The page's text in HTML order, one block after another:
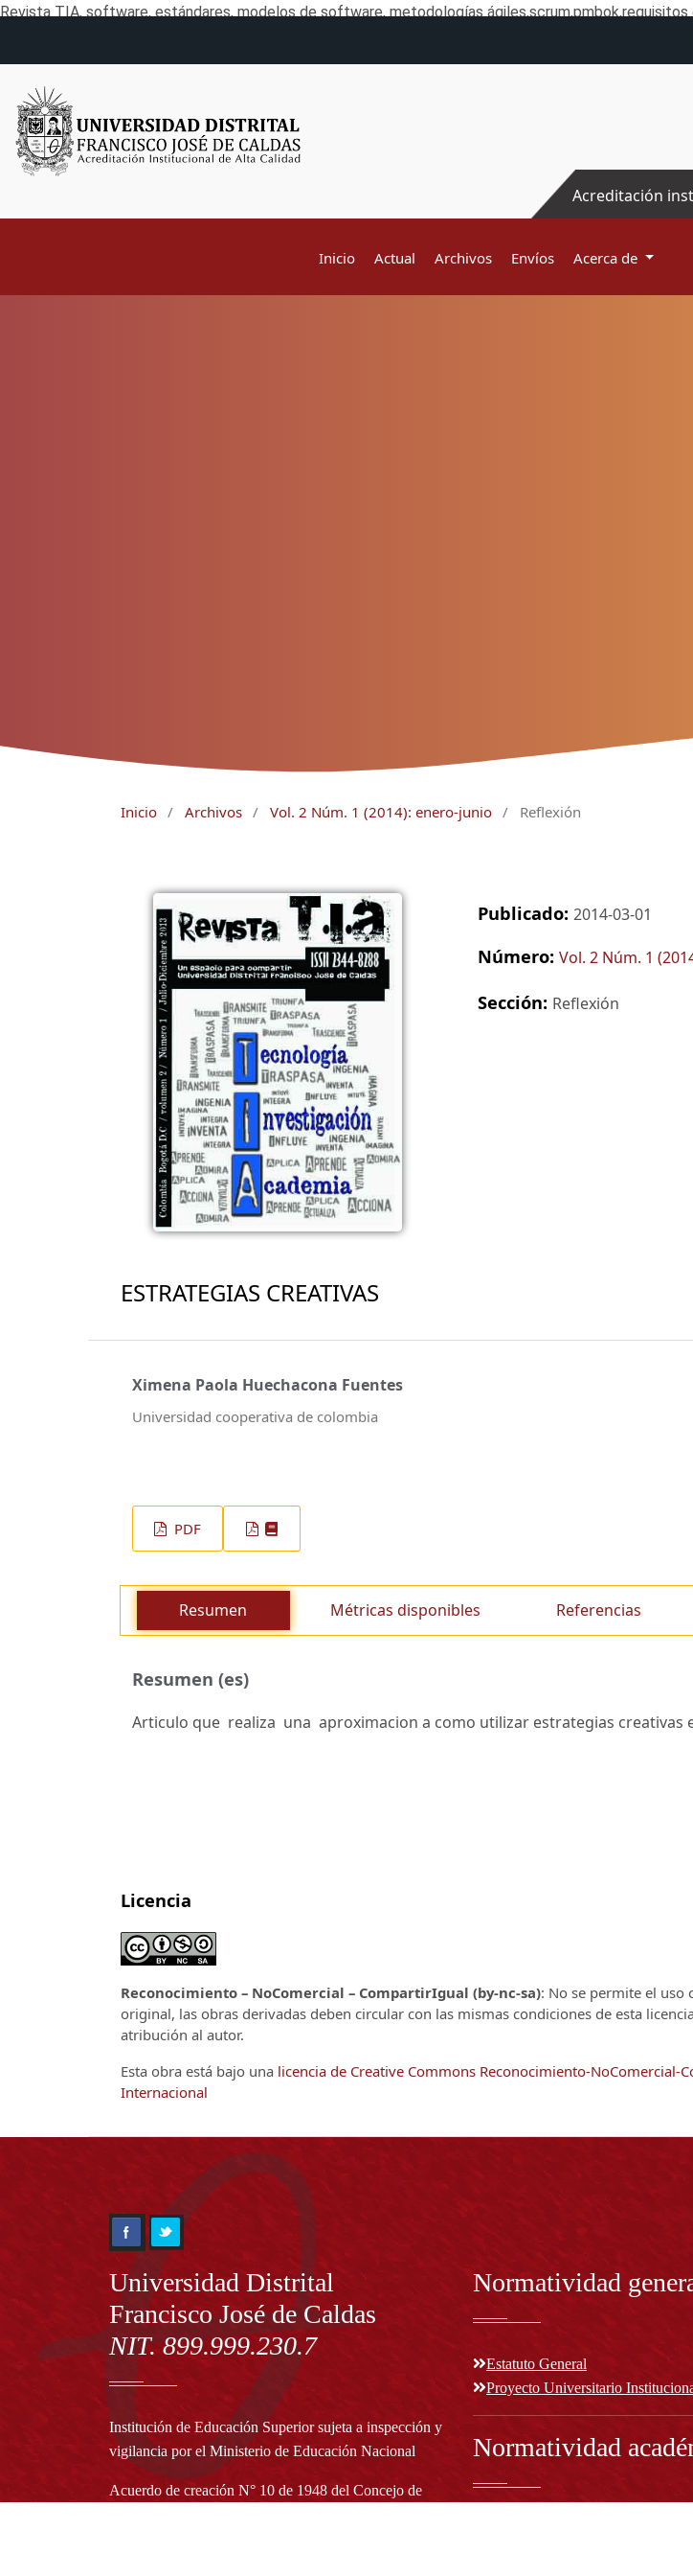
Revista TIA, software, estándares, modelos de software, metodologías
Acreditación
Inicio Actual Archivos Envíos Acerca de
Inicio / Archivos / Vol. 2 Núm. 1 (2014): enero-junio / Reflexión
Publicado: 2014-03-01
Número: Vol. 2 Núm. 1
Sección: Reflexión
ESTRATEGIAS CREATIVAS
Ximena Paola Huechacona Fuentes
Universidad cooperativa de colombia
PDF
Resumen Métricas disponibles Referencias
Resumen (es)
Articulo que realiza una aproximacion a como utilizar estrategias creativas
Licencia
Reconocimiento – NoComercial – CompartirIgual (by-nc-sa): No se permite el uso
original, las obras derivadas deben circular con las mismas condiciones de esta
atribución al autor.
Esta obra está bajo una licencia de Creative Commons Reconocimiento-NoComercial-
Internacional
Información
Universidad Distrital
Francisco José de Caldas
NIT. 899.999.230.7
Institución de Educación Superior sujeta a inspección y
vigilancia por el Ministerio de Educación Nacional
Acuerdo de creación N° 10 de 1948 del Concejo de
Normatividad
Estatuto General
Proyecto Universitario
Normatividad